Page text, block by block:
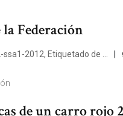
Federación
2012, Etiquetado de ...
de un carro rojo